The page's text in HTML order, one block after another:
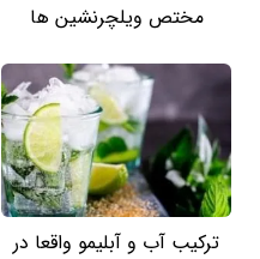
مختص ویلچرنشین ها
ترکیب آب و آبلیمو واقعا در